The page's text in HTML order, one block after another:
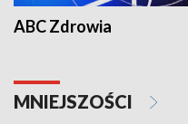
ABC Zdrowia
MNIEJSZOŚCI